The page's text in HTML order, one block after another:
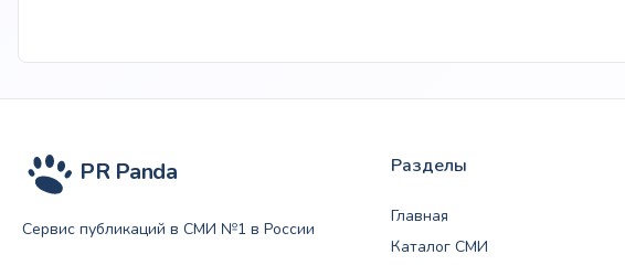
PR Panda
Сервис публикаций в СМИ №1 в России
Разделы
Главная
Каталог СМИ